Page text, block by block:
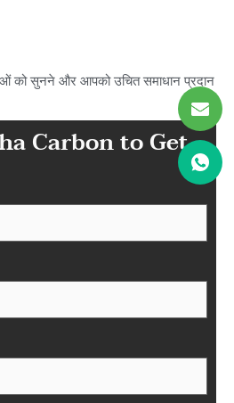
को सुनने और आपको उचित समाधान प्रदान
Carbon to Get